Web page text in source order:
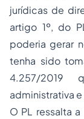
jurídicas de
artigo 1º, do
poderia gerar
tenha sido
4.257/2019
administrativa
O PL ressalta